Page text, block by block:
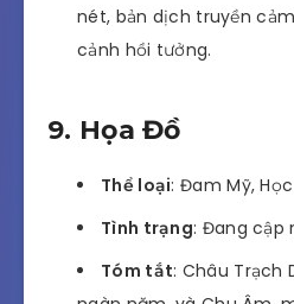
nét, bản dịch truyền
cảnh hồi tưởng.
9. Họa Đồ
Thể loại: Đam Mỹ,
Tình trạng: Đang cập
Tóm tắt: Châu Trạch